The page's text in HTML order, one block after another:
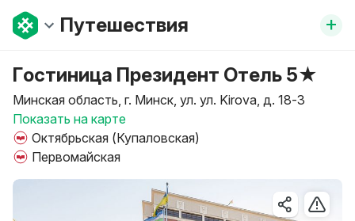
Путешествия +
Гостиница Президент Отель 5★
Минская область, г. Минск, ул. ул. Kirova, д. 18-3
Показать на карте
Октябрьская (Купаловская)
Первомайская